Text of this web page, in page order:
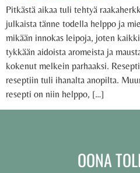
Pitkästä aikaa tuli tehtyä
julkaista tänne todella helppo ja
mikään innokas leipoja, joten
tykkään aidoista aromeista ja
kokenut melkein parhaaksi.
reseptiin tuli ihanalta anopilta.
resepti on niin helppo, […]
OONA